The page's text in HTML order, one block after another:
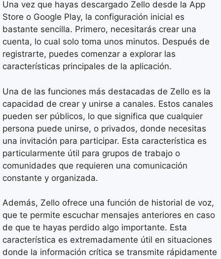
Una vez que hayas descargado Zello desde la App
Store o Google Play, la configuración inicial es
bastante sencilla. Primero, necesitarás crear una
cuenta, lo cual solo toma unos minutos. Después de
registrarte, puedes comenzar a explorar las
características principales de la aplicación.
Una de las funciones más destacadas de Zello es la
capacidad de crear y unirse a canales. Estos canales
pueden ser públicos, lo que significa que cualquier
persona puede unirse, o privados, donde necesitas
una invitación para participar. Esta característica es
particularmente útil para grupos de trabajo o
comunidades que requieren una comunicación
constante y organizada.
Además, Zello ofrece una función de historial de voz,
que te permite escuchar mensajes anteriores en caso
de que te hayas perdido algo importante. Esta
característica es extremadamente útil en situaciones
donde la información crítica se transmite rápidamente